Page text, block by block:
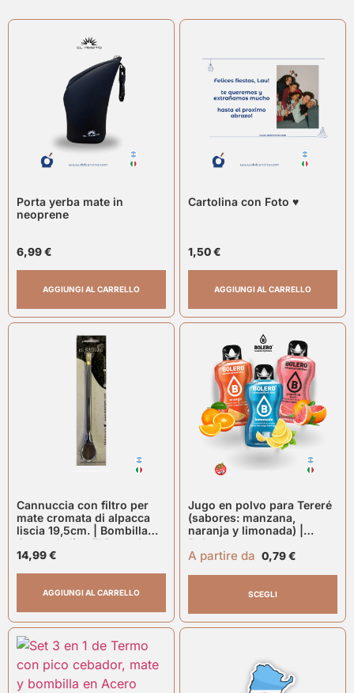
Porta yerba mate in
neoprene
6,99€
AGGIUNGI AL CARRELLO
Cartolina con Foto ♥
1,50€
AGGIUNGI AL CARRELLO
Cannuccia con filtro per
mate cromata di alpacca
liscia 19,5cm. | Bombilla
Cromada lisa El Bagual
14,99€
AGGIUNGI AL CARRELLO
Jugo en polvo para Tereré
(sabores: manzana,
naranja y limonada) |
Bolero
A partire da 0,79€
SCEGLI